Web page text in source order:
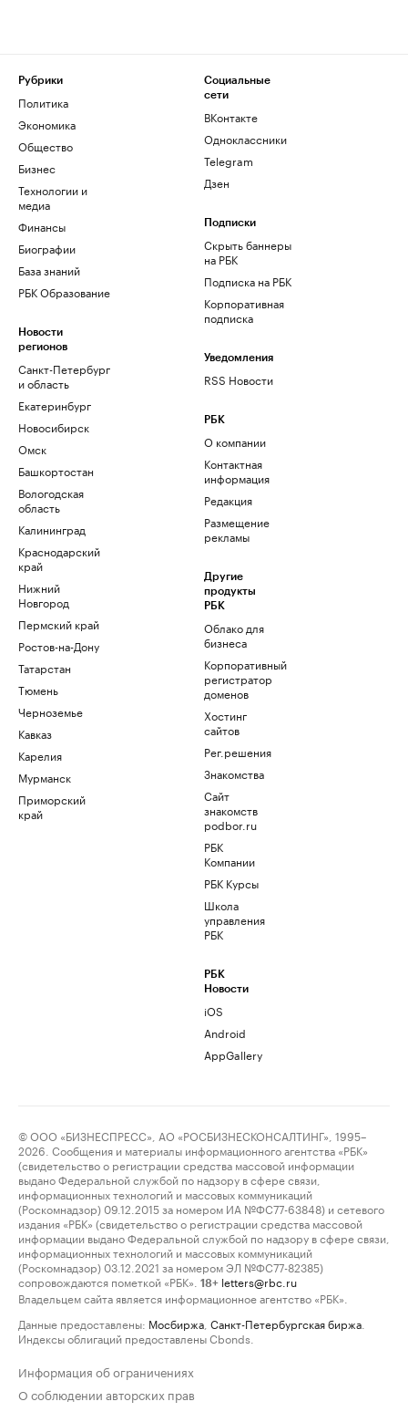
Рубрики
Политика
Экономика
Общество
Бизнес
Технологии и
медиа
Финансы
Биографии
База знаний
РБК Образование
Новости
регионов
Санкт-Петербург
и область
Екатеринбург
Новосибирск
Омск
Башкортостан
Вологодская
область
Калининград
Краснодарский
край
Нижний
Новгород
Пермский край
Ростов-на-Дону
Татарстан
Тюмень
Черноземье
Кавказ
Карелия
Мурманск
Приморский
край
Социальные
сети
ВКонтакте
Одноклассники
Telegram
Дзен
Подписки
Скрыть баннеры
на РБК
Подписка на РБК
Корпоративная
подписка
Уведомления
RSS Новости
РБК
О компании
Контактная
информация
Редакция
Размещение
рекламы
Другие
продукты
РБК
Облако для
бизнеса
Корпоративный
регистратор
доменов
Хостинг
сайтов
Рег.решения
Знакомства
Сайт
знакомств
podbor.ru
РБК
Компании
РБК Курсы
Школа
управления
РБК
РБК
Новости
iOS
Android
AppGallery
© ООО «БИЗНЕСПРЕСС», АО «РОСБИЗНЕСКОНСАЛТИНГ», 1995–
2026. Сообщения и материалы информационного агентства «РБК»
(свидетельство о регистрации средства массовой информации
выдано Федеральной службой по надзору в сфере связи,
информационных технологий и массовых коммуникаций
(Роскомнадзор) 09.12.2015 за номером ИА №ФС77-63848) и сетевого
издания «РБК» (свидетельство о регистрации средства массовой
информации выдано Федеральной службой по надзору в сфере связи,
информационных технологий и массовых коммуникаций
(Роскомнадзор) 03.12.2021 за номером ЭЛ №ФС77-82385)
сопровождаются пометкой «РБК».
18+ letters@rbc.ru
Владельцем сайта является информационное агентство «РБК».
Данные предоставлены: Мосбиржа Санкт-Петербургская биржа
Индексы облигаций предоставлены Cbonds.
Информация об ограничениях
О соблюдении авторских прав